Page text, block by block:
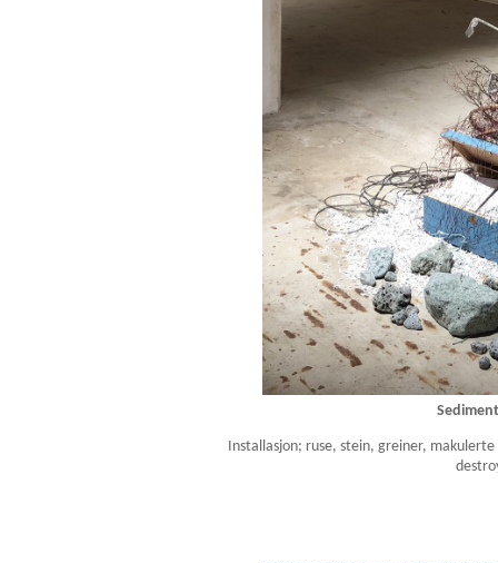
Installasjon; ruse, stein, greiner,